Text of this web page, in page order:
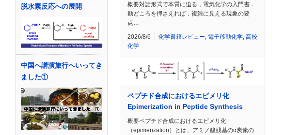
脱水素反応への展開
中国へ講演旅行へいってき
ました①
概要対話形式で本質に迫る，電気化学の入門書．
勘どころを押さえれば，複雑に見える現象の要
点…
2026/8/6 化学書籍レビュー 電子移動化学 高校
化学
ペプチド合成におけるエピメリ化
Epimerization in Peptide Synthesis
概要ペプチド合成におけるエピメリ化
（epimerization）とは、アミノ酸残基のα炭素の